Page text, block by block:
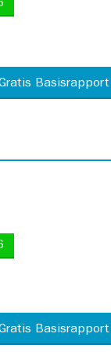
Basisrapport
Basisrapport